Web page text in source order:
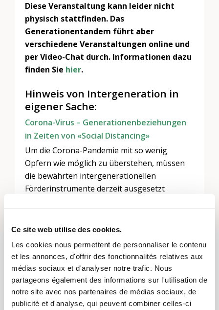
Ce site web utilise des cookies.
Les cookies nous permettent de personnaliser le contenu
et les annonces, d'offrir des fonctionnalités relatives aux
médias sociaux et d'analyser notre trafic. Nous
partageons également des informations sur l'utilisation de
notre site avec nos partenaires de médias sociaux, de
publicité et d'analyse, qui peuvent combiner celles-ci
Diese Veranstaltung kann leider nicht
physisch stattfinden. Das
Generationentandem führt aber
verschiedene Veranstaltungen online und
per Video-Chat durch. Informationen dazu
finden Sie hier.
Hinweis von Intergeneration in
eigener Sache:
Corona-Virus – Generationenbeziehungen
in Zeiten von «Social Distancing»
Um die Corona-Pandemie mit so wenig
Opfern wie möglich zu überstehen, müssen
die bewährten intergenerationellen
Förderinstrumente derzeit ausgesetzt
Kontakte zu schaffen ist soziale Distanz
notwendig. Bitte halten Sie sich an die
Anweisungen des Bundes. Wir möchten alle
Generationen dazu ermutigen, die sozialen
Kontakte und den sozialen Zusammenhalt mit
Phantasie und Innovationslust zu
bereichern. «Soziale Nähe» in Zeiten der